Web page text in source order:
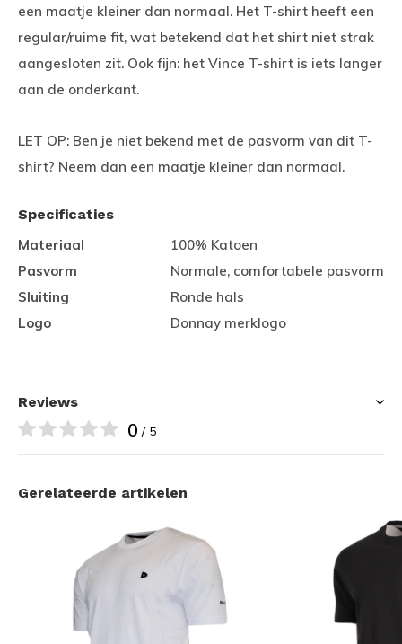
een maatje kleiner dan normaal. Het T-shirt heeft een
regular/ruime fit, wat betekend dat het shirt niet strak
aangesloten zit. Ook fijn: het Vince T-shirt is iets langer
aan de onderkant.
LET OP: Ben je niet bekend met de pasvorm van dit T-
shirt? Neem dan een maatje kleiner dan normaal.
Specificaties
Materiaal
100% Katoen
Pasvorm
Normale, comfortabele pasvorm
Sluiting
Ronde hals
Logo
Donnay merklogo
Reviews
0 / 5
Gerelateerde artikelen